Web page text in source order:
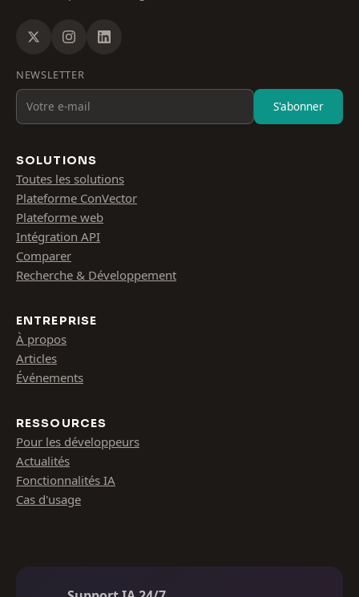
NEWSLETTER
S'abonner
SOLUTIONS
Toutes les solutions
Plateforme ConVector
Plateforme web
Intégration API
Comparer
Recherche & Développement
ENTREPRISE
À propos
Articles
Événements
RESSOURCES
Pour les développeurs
Actualités
Fonctionnalités IA
Cas d'usage